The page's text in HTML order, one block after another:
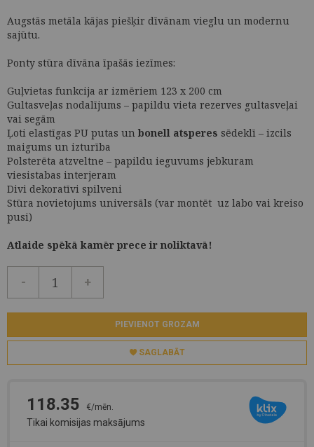
Augstās metāla kājas piešķir dīvānam vieglu un modernu
sajūtu.
Ponty stūra dīvāna īpašās iezīmes:
Guļvietas funkcija ar izmēriem 123 x 200 cm
Gultasveļas nodalījums – papildu vieta rezerves gultasveļai
vai segām
Ļoti elastīgas PU putas un bonell atsperes sēdeklī – izcils
maigums un izturība
Polsterēta atzveltne – papildu ieguvums jebkuram
viesistabas interjeram
Divi dekoratīvi spilveni
Stūra novietojums universāls (var montēt uz labo vai kreiso
pusi)
Atlaide spēkā kamēr prece ir noliktavā!
- +
PIEVIENOT GROZAM
SAGLABĀT